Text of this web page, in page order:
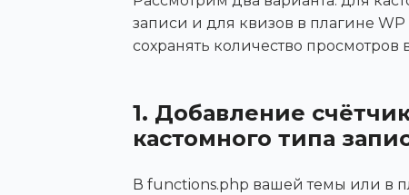
записи и для квизов в плагине
сохранять количество просмотров
1. Добавление
кастомного типа
В functions.php вашей темы или в